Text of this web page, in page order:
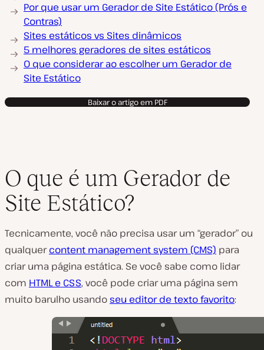
Por que usar um Gerador de Site Estático (Prós e
Contras)
Sites estáticos vs Sites dinâmicos
5 melhores geradores de sites estáticos
O que considerar ao escolher um Gerador de
Site Estático
Baixar o artigo em PDF
O que é um Gerador de
Site Estático?
Tecnicamente, você não precisa usar um “gerador” ou
qualquercontent management system (CMS) para
criar uma página estática. Se você sabe como lidar
com HTML e CSS, você pode criar uma página sem
muito barulho usandoseu editor de texto favorito: